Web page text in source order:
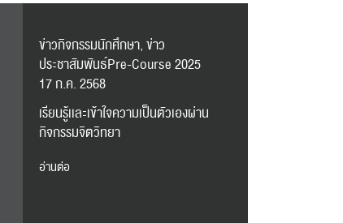
ข่าวกิจกรรมนักศึกษา, ข่าว
ประชาสัมพันธ์Pre-Course 2025
17 ก.ค. 2568
เรียนรู้เเละเข้าใจความเป็นตัวเองผ่าน
กิจกรรมจิตวิทยา
อ่านต่อ